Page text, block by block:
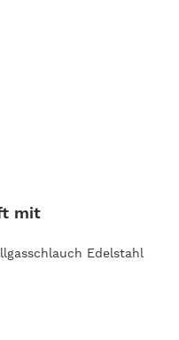
mit
Edelstahl